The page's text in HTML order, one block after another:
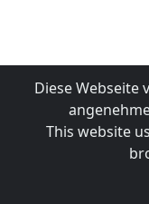
Diese Webseite
This website